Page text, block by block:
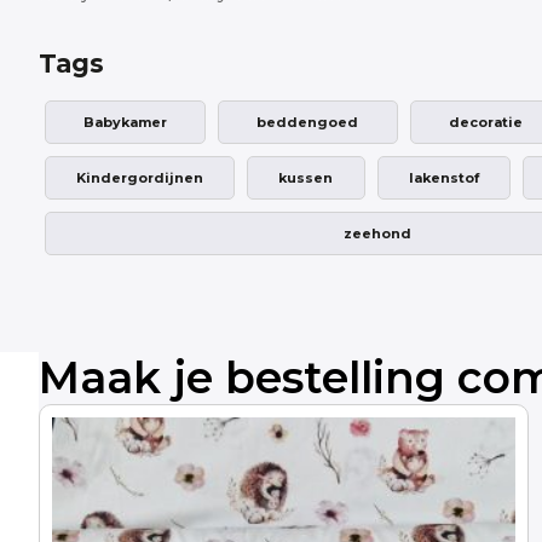
Tags
Babykamer beddengoed decoratie
Kindergordijnen kussen lakenstof
zeehond
Maak je bestelling